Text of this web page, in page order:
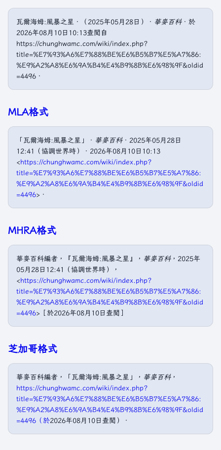
瓦爾海姆:風暴之星．（2025年05月28日）． 華麥百科．於
2026年08月10日10:13查閲自
https://chunghwamc.com/wiki/index.php?
title=%E7%93%A6%E7%88%BE%E6%B5%B7%E5%A7%86:
%E9%A2%A8%E6%9A%B4%E4%B9%8B%E6%98%9F&oldid
=4496．
MLA格式
「瓦爾海姆:風暴之星」． 華麥百科．2025年05月28日
12:41（協調世界時）．2026年08月10日10:13
<https://chunghwamc.com/wiki/index.php?
title=%E7%93%A6%E7%88%BE%E6%B5%B7%E5%A7%86:
%E9%A2%A8%E6%9A%B4%E4%B9%8B%E6%98%9F&oldid
=4496>．
MHRA格式
華麥百科編者，『瓦爾海姆:風暴之星』， 華麥百科，2025年
05月28日12:41（協調世界時），
<https://chunghwamc.com/wiki/index.php?
title=%E7%93%A6%E7%88%BE%E6%B5%B7%E5%A7%86:
%E9%A2%A8%E6%9A%B4%E4%B9%8B%E6%98%9F&oldid
=4496>［於2026年08月10日查閲］
芝加哥格式
華麥百科編者，「瓦爾海姆:風暴之星」， 華麥百科，
https://chunghwamc.com/wiki/index.php?
title=%E7%93%A6%E7%88%BE%E6%B5%B7%E5%A7%86:
%E9%A2%A8%E6%9A%B4%E4%B9%8B%E6%98%9F&oldid
=4496（於2026年08月10日查閲）．